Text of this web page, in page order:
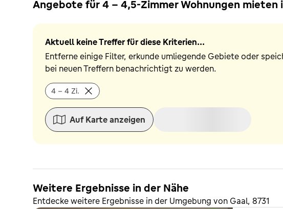
Angebote für 4 - 4,5-Zimmer Wohnungen mieten
Aktuell keine Treffer für diese Kriterien...
Entferne einige Filter, erkunde umliegende Gebiete oder
bei neuen Treffern benachrichtigt zu werden.
4 - 4 Zi.
Auf Karte anzeigen
Weitere Ergebnisse in der Nähe
Entdecke weitere Ergebnisse in der Umgebung von Gaal, 8731